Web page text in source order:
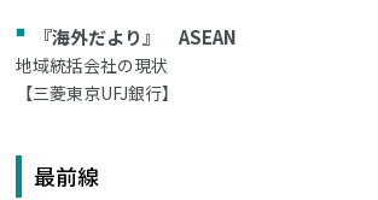
『海外だより』 ASEAN
地域統括会社の現状
【三菱東京UFJ銀行】
最前線